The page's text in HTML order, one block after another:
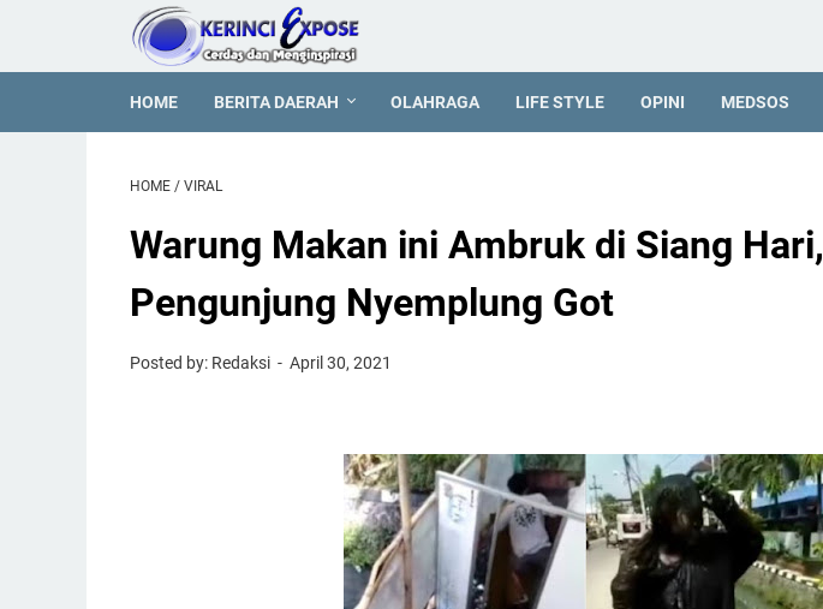
HOME BERITA DAERAH OLAHRAGA LIFE STYLE OPINI MEDSOS
HOME / VIRAL
Warung Makan ini Ambruk di Siang Hari,
Pengunjung Nyemplung Got
Posted by: Redaksi April 30, 2021